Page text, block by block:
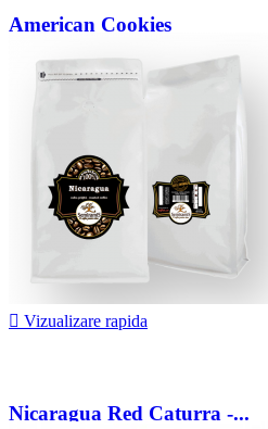
American Cookies
4,58 lei 4,35 lei
 Vizualizare rapida
Nicaragua Red Caturra -...